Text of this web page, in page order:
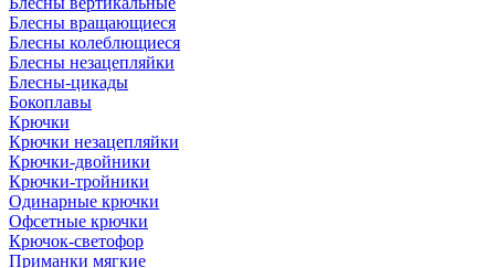
Блесны вращающиеся
Блесны колеблющиеся
Блесны незацепляйки
Блесны-цикады
Бокоплавы
Крючки
Крючки незацепляйки
Крючки-двойники
Крючки-тройники
Одинарные крючки
Офсетные крючки
Крючок-светофор
Приманки мягкие